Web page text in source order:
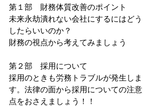
第１部　財務体質改善のポイント
未来永劫潰れない会社にするにはどう
したらいいのか？
財務の視点から考えてみましょう
第２部　採用について
採用のときも労務トラブルが発生しま
す。法律の面から採用についての注意
点をおさえましょう！！